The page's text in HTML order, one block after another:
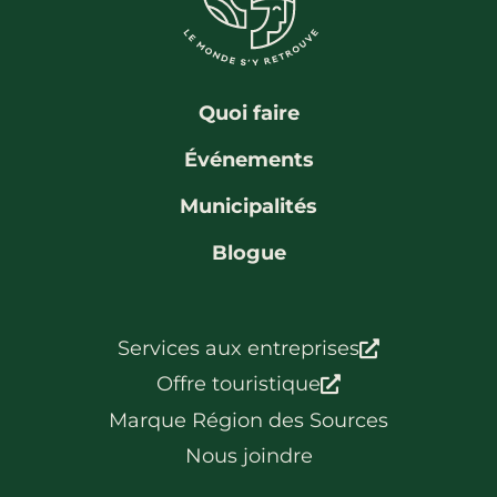
Bénévolat
Communauté d’affaires
Travailleurs autonomes
Coups de cœur
Pédalez!
Blogue
Quoi faire
Événements
Municipalités
Blogue
Services aux entreprises
Offre touristique
Marque Région des Sources
Nous joindre